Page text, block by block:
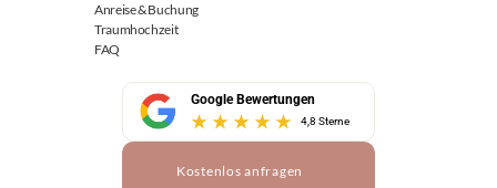
Anreise & Buchung
Traumhochzeit
FAQ
Google Bewertungen
4,8 Sterne
Kostenlos anfragen